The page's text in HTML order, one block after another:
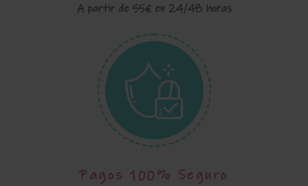
A partir de 55€ en 24/48 horas
Pagos 100% Seguro